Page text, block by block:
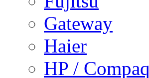
Gateway
Haier
HP / Compaq